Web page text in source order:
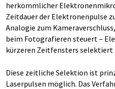
herkömmlicher
Zeitdauer der Elektronenpulse
Analogie zum
beim Fotografieren steuert –
kürzeren Zeitfensters selektiert
Diese zeitliche Selektion ist
Laserpulsen möglich. Das